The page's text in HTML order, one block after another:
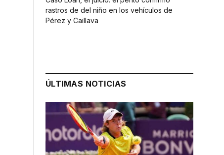
rastros de del niño en los vehículos de
Pérez y Caillava
ÚLTIMAS NOTICIAS